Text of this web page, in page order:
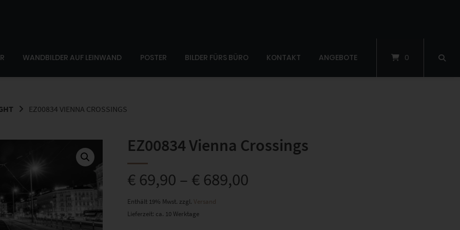
WANDBILDER AUF LEINWAND POSTER BILDER FÜRS BÜRO KONTAKT ANGEBOTE 0
EZ00834 VIENNA CROSSINGS
EZ00834 Vienna Crossings
€ 69,90 – € 689,00
Enthält 19% Mwst. zzgl. Versand
Lieferzeit: ca. 10 Werktage